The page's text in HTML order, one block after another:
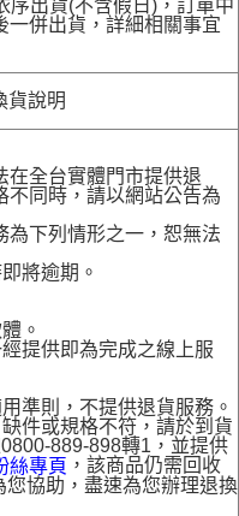
序出貨(不含假日)，訂單中
一併出貨，詳細相關事宜
貨說明
在全台實體門市提供退
不同時，請以網站公告為
為下列情形之一，恕無法
將逾期。
。
提供即為完成之線上服
準則，不提供退貨服務。
件或規格不符，請於到貨
889-898轉1，並提供
絲專頁 ，該商品仍需回收
協助，盡速為您辦理退換